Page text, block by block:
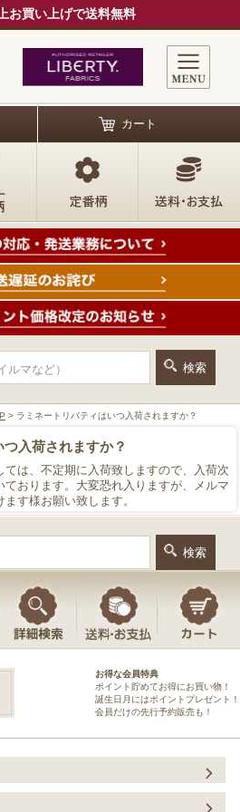
お買い上げで送料無料
カート
> ラミネートリバティはいつ入荷されますか？
入荷されますか？
ては、不定期に入荷致しますので、入荷次
おります。大変恐れ入りますが、メルマ
す様お願い致します。
お得な会員特典
ポイント貯めてお得にお買い物！
誕生日月にはポイントプレゼント！
会員だけの先行予約販売も！